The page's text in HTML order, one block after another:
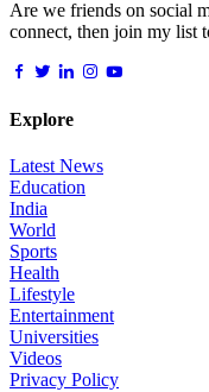
Are we friends on social
connect, then join my list
Explore
Latest News
Education
India
World
Sports
Health
Lifestyle
Entertainment
Universities
Videos
Privacy Policy